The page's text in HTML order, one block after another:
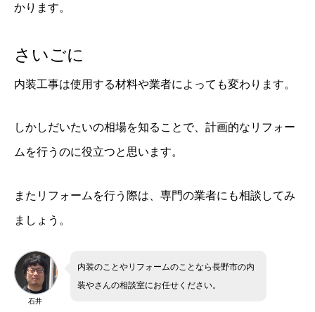
かります。
さいごに
内装工事は使用する材料や業者によっても変わります。
しかしだいたいの相場を知ることで、計画的なリフォー
ムを行うのに役立つと思います。
またリフォームを行う際は、専門の業者にも相談してみ
ましょう。
石井
内装のことやリフォームのことなら長野市の内
装やさんの相談室にお任せください。